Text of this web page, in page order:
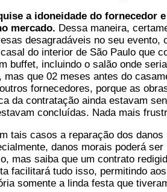
a idoneidade do fornecedor
mercado. Dessa maneira,
desagradáveis no seu evento,
do interior de São Paulo que
buffet, incluindo o salão onde seria
mas que 02 meses antes do
fornecedores, porque as
da contratação ainda estavam
concluídas. Nada mais
tais casos a reparação dos danos
danos morais poderá ser
mas saiba que um contrato
facilitará tudo isso, permitindo
somente a linda festa que